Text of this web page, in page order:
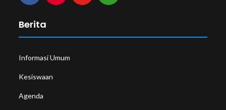
Berita
Informasi Umum
Kesiswaan
Agenda